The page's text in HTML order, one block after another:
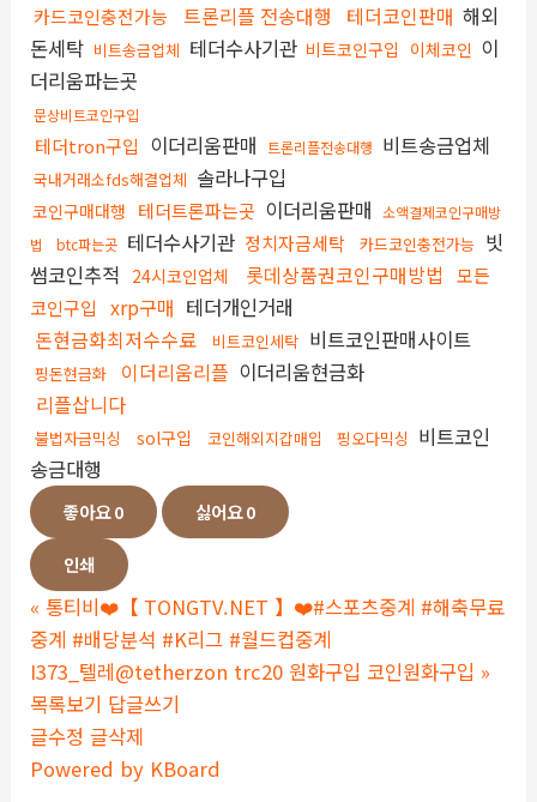
카드코인충전가능 트론리플 전송대행 테더코인판매 해외
돈세탁 비트송금업체 테더수사기관 비트코인구입 이체코인 이
더리움파는곳
문상비트코인구입
테더tron구입 이더리움판매 트론리플전송대행 비트송금업체
국내거래소fds해결업체 솔라나구입
코인구매대행 테더트론파는곳 이더리움판매
소액결제코인구매방
법
btc파는곳 테더수사기관 정치자금세탁 카드코인충전가능 빗
썸코인추적 24시코인업체 롯데상품권코인구매방법
모든
코인구입
xrp구매 테더개인거래
돈현금화최저수수료
비트코인세탁 비트코인판매사이트
핑돈현금화 이더리움리플 이더리움현금화
리플삽니다
불법자금믹싱 sol구입 코인해외지갑매입 핑오다믹싱 비트코인
송금대행
좋아요0 싫어요0
인쇄
« 통티비❤️【 TONGTV.NET 】❤️#스포츠중계 #해축무료
중계 #배당분석 #K리그 #월드컵중계
I373_텔레@tetherzon trc20 원화구입 코인원화구입 »
목록보기 답글쓰기
글수정 글삭제
Powered by KBoard